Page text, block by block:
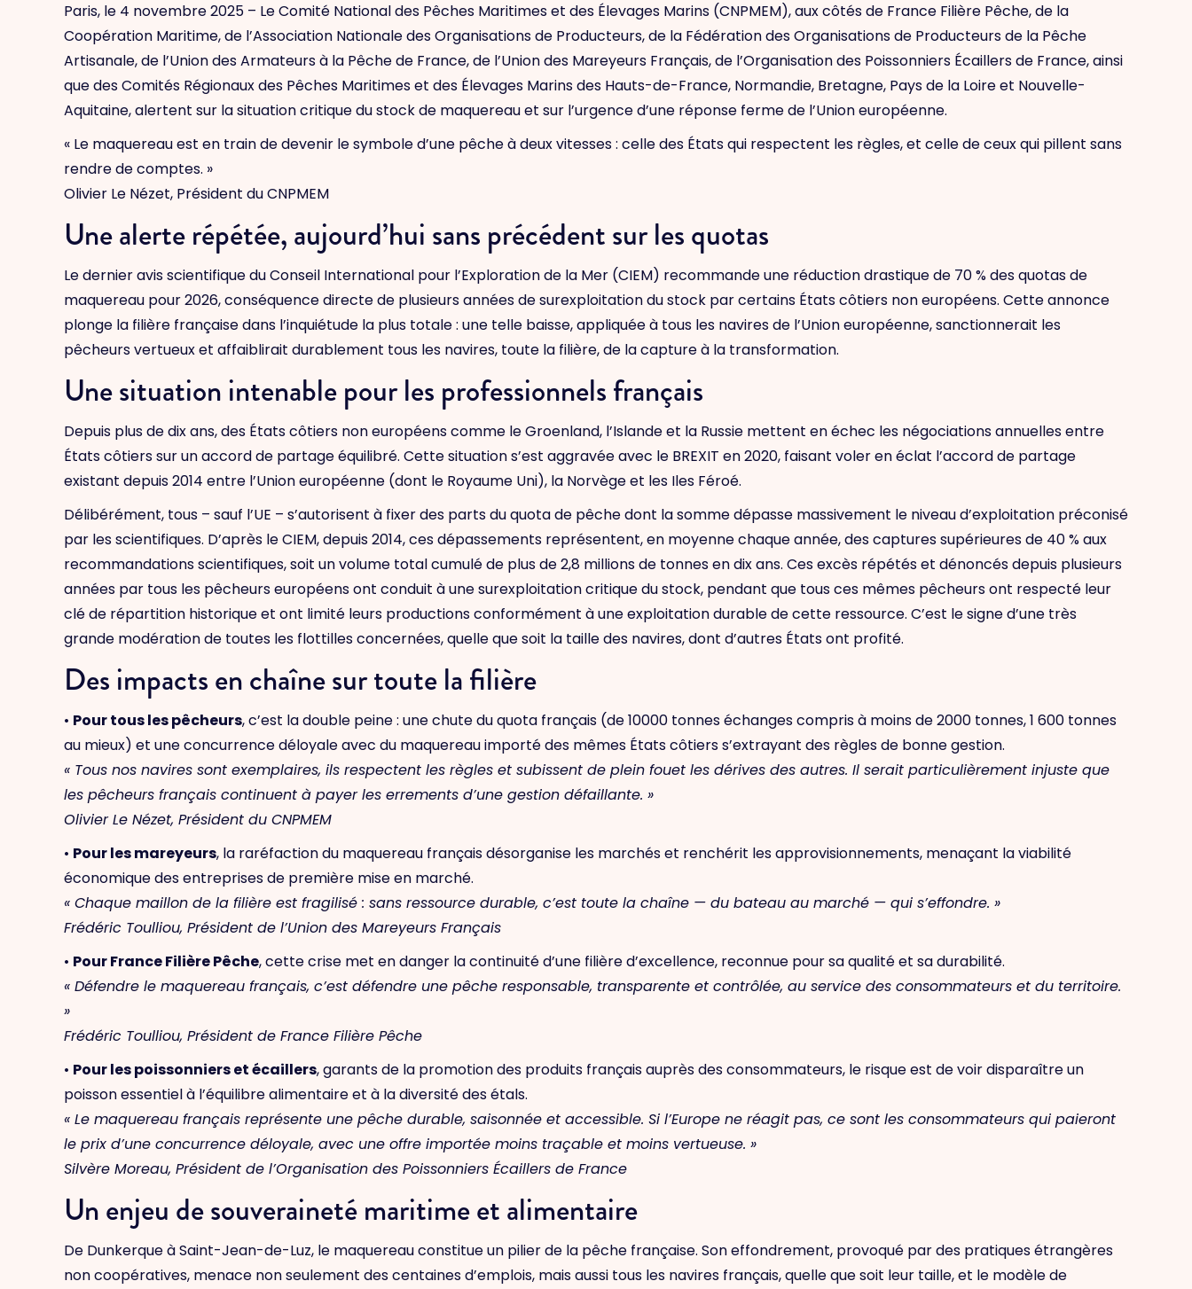
Paris, le 4 novembre 2025 – Le Comité National des Pêches Maritimes et des Élevages Marins (CNPMEM), aux côtés de France Filière Pêche, de la
Coopération Maritime, de l’Association Nationale des Organisations de Producteurs, de la Fédération des Organisations de Producteurs de la Pêche
Artisanale, de l’Union des Armateurs à la Pêche de France, de l’Union des Mareyeurs Français, de l’Organisation des Poissonniers Écaillers de France, ainsi
que des Comités Régionaux des Pêches Maritimes et des Élevages Marins des Hauts-de-France, Normandie, Bretagne, Pays de la Loire et Nouvelle-
Aquitaine, alertent sur la situation critique du stock de maquereau et sur l’urgence d’une réponse ferme de l’Union européenne.
« Le maquereau est en train de devenir le symbole d’une pêche à deux vitesses : celle des États qui respectent les règles, et celle de ceux qui pillent sans
rendre de comptes. »
Olivier Le Nézet, Président du CNPMEM
Une alerte répétée, aujourd’hui sans précédent sur les quotas
Le dernier avis scientifique du Conseil International pour l’Exploration de la Mer (CIEM) recommande une réduction drastique de 70 % des quotas de
maquereau pour 2026, conséquence directe de plusieurs années de surexploitation du stock par certains États côtiers non européens. Cette annonce
plonge la filière française dans l’inquiétude la plus totale : une telle baisse, appliquée à tous les navires de l’Union européenne, sanctionnerait les
pêcheurs vertueux et affaiblirait durablement tous les navires, toute la filière, de la capture à la transformation.
Une situation intenable pour les professionnels français
Depuis plus de dix ans, des États côtiers non européens comme le Groenland, l’Islande et la Russie mettent en échec les négociations annuelles entre
États côtiers sur un accord de partage équilibré. Cette situation s’est aggravée avec le BREXIT en 2020, faisant voler en éclat l’accord de partage
existant depuis 2014 entre l’Union européenne (dont le Royaume Uni), la Norvège et les Iles Féroé.
Délibérément, tous – sauf l’UE – s’autorisent à fixer des parts du quota de pêche dont la somme dépasse massivement le niveau d’exploitation préconisé
par les scientifiques. D’après le CIEM, depuis 2014, ces dépassements représentent, en moyenne chaque année, des captures supérieures de 40 % aux
recommandations scientifiques, soit un volume total cumulé de plus de 2,8 millions de tonnes en dix ans. Ces excès répétés et dénoncés depuis plusieurs
années par tous les pêcheurs européens ont conduit à une surexploitation critique du stock, pendant que tous ces mêmes pêcheurs ont respecté leur
clé de répartition historique et ont limité leurs productions conformément à une exploitation durable de cette ressource. C’est le signe d’une très
grande modération de toutes les flottilles concernées, quelle que soit la taille des navires, dont d’autres États ont profité.
Des impacts en chaîne sur toute la filière
• Pour tous les pêcheurs, c’est la double peine : une chute du quota français (de 10000 tonnes échanges compris à moins de 2000 tonnes, 1 600 tonnes
au mieux) et une concurrence déloyale avec du maquereau importé des mêmes États côtiers s’extrayant des règles de bonne gestion.
« Tous nos navires sont exemplaires, ils respectent les règles et subissent de plein fouet les dérives des autres. Il serait particulièrement injuste que
les pêcheurs français continuent à payer les errements d’une gestion défaillante. »
Olivier Le Nézet, Président du CNPMEM
• Pour les mareyeurs, la raréfaction du maquereau français désorganise les marchés et renchérit les approvisionnements, menaçant la viabilité
économique des entreprises de première mise en marché.
« Chaque maillon de la filière est fragilisé : sans ressource durable, c’est toute la chaîne — du bateau au marché — qui s’effondre. »
Frédéric Toulliou, Président de l’Union des Mareyeurs Français
• Pour France Filière Pêche, cette crise met en danger la continuité d’une filière d’excellence, reconnue pour sa qualité et sa durabilité.
« Défendre le maquereau français, c’est défendre une pêche responsable, transparente et contrôlée, au service des consommateurs et du territoire.
»
Frédéric Toulliou, Président de France Filière Pêche
• Pour les poissonniers et écaillers, garants de la promotion des produits français auprès des consommateurs, le risque est de voir disparaître un
poisson essentiel à l’équilibre alimentaire et à la diversité des étals.
« Le maquereau français représente une pêche durable, saisonnée et accessible. Si l’Europe ne réagit pas, ce sont les consommateurs qui paieront
le prix d’une concurrence déloyale, avec une offre importée moins traçable et moins vertueuse. »
Silvère Moreau, Président de l’Organisation des Poissonniers Écaillers de France
Un enjeu de souveraineté maritime et alimentaire
De Dunkerque à Saint-Jean-de-Luz, le maquereau constitue un pilier de la pêche française. Son effondrement, provoqué par des pratiques étrangères
non coopératives, menace non seulement des centaines d’emplois, mais aussi tous les navires français, quelle que soit leur taille, et le modèle de